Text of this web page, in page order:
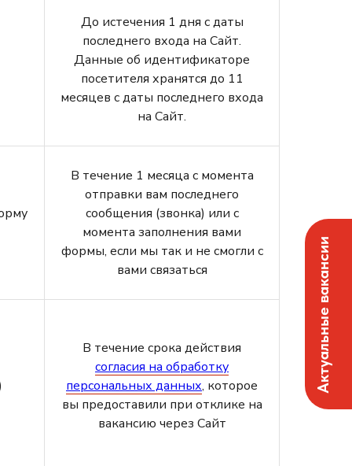
Актуальные вакансии
До истечения 1 дня с даты
последнего входа на Сайт.
Данные об идентификаторе
посетителя хранятся до 11
месяцев с даты последнего входа
на Сайт.
В течение 1 месяца с момента
отправки вам последнего
сообщения (звонка) или с
момента заполнения вами
формы, если мы так и не смогли с
вами связаться
В течение срока действия
согласия на обработку
персональных данных, которое
вы предоставили при отклике на
вакансию через Сайт